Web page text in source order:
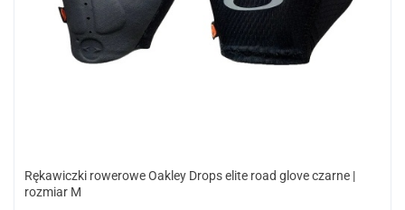
Rękawiczki rowerowe Oakley Drops elite road glove czarne |
rozmiar M